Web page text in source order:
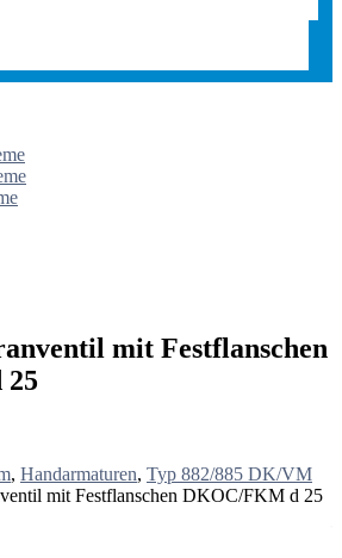
mit Festflanschen
, Handarmaturen, Typ 882/885 DK/VM
mit Festflanschen DKOC/FKM d 25